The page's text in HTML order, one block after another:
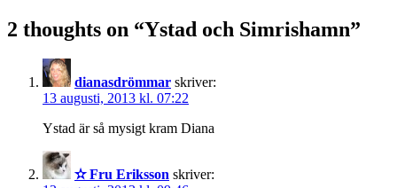
2 thoughts on “Ystad och Simrishamn”
dianasdrömmar skriver:
13 augusti, 2013 kl. 07:22
Ystad är så mysigt kram Diana
✫ Fru Eriksson skriver: